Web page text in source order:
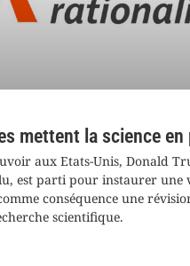
mettent la science en
aux Etats-Unis, Donald
est parti pour instaurer une
conséquence une
scientifique.